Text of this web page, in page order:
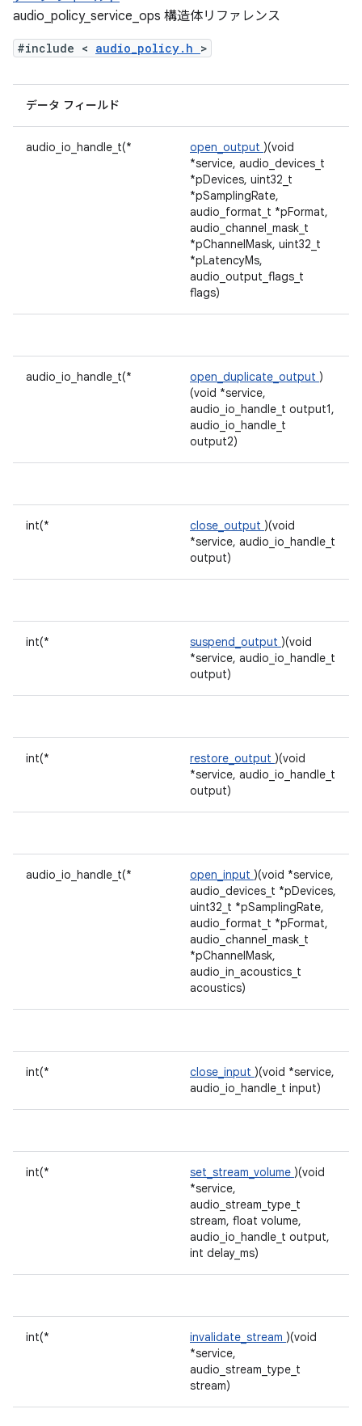
audio_policy_service_ops 構造体リファレンス
#include < audio_policy.h >
データ フィールド
audio_io_handle_t(* open_output )(void
*service, audio_devices_t
*pDevices, uint32_t
*pSamplingRate,
audio_format_t *pFormat,
audio_channel_mask_t
*pChannelMask, uint32_t
*pLatencyMs,
audio_output_flags_t
flags)
audio_io_handle_t(* open_duplicate_output )
(void *service,
audio_io_handle_t output1,
audio_io_handle_t
output2)
int(* close_output )(void
*service, audio_io_handle_t
output)
int(* suspend_output )(void
*service, audio_io_handle_t
output)
int(* restore_output )(void
*service, audio_io_handle_t
output)
audio_io_handle_t(* open_input )(void *service,
audio_devices_t *pDevices,
uint32_t *pSamplingRate,
audio_format_t *pFormat,
audio_channel_mask_t
*pChannelMask,
audio_in_acoustics_t
acoustics)
int(* close_input )(void *service,
audio_io_handle_t input)
int(* set_stream_volume )(void
*service,
audio_stream_type_t
stream, float volume,
audio_io_handle_t output,
int delay_ms)
int(* invalidate_stream )(void
*service,
audio_stream_type_t
stream)